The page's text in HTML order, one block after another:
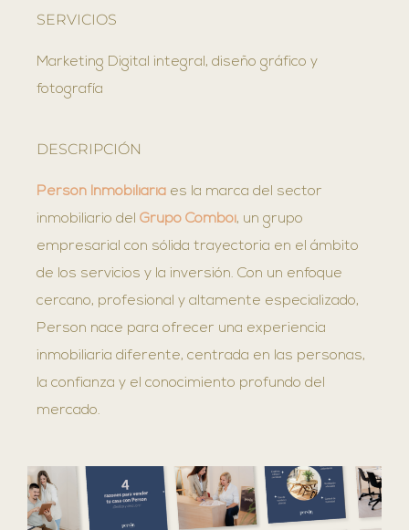
SERVICIOS
Marketing Digital integral, diseño gráfico y
fotografía
DESCRIPCIÓN
Person Inmobiliaria es la marca del sector
inmobiliario del Grupo Comboi, un grupo
empresarial con sólida trayectoria en el ámbito
de los servicios y la inversión. Con un enfoque
cercano, profesional y altamente especializado,
Person nace para ofrecer una experiencia
inmobiliaria diferente, centrada en las personas,
la confianza y el conocimiento profundo del
mercado.